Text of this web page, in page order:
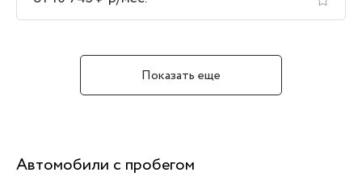
Показать еще
Автомобили с пробегом